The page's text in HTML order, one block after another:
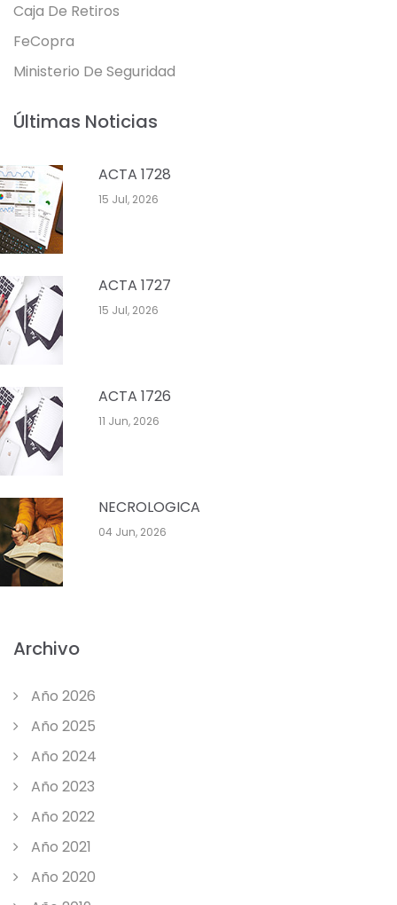
Caja De Retiros
FeCopra
Ministerio De Seguridad
Últimas Noticias
ACTA 1728
15 Jul, 2026
ACTA 1727
15 Jul, 2026
ACTA 1726
11 Jun, 2026
NECROLOGICA
04 Jun, 2026
Archivo
Año 2026
Año 2025
Año 2024
Año 2023
Año 2022
Año 2021
Año 2020